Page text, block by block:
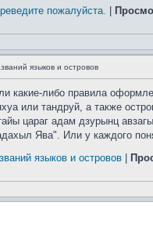
пожалуйста.
языков и островов
какие-либо правила
или тандруй, а также
цараг адам дзурынц
Ява". Или у каждого
языков и островов